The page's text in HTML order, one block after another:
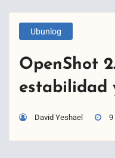
Ubunlog
OpenShot
estabilidad
David Yeshael 9